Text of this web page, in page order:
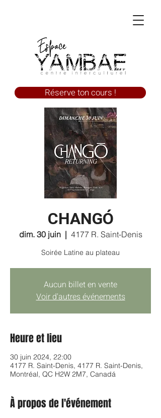
Réserve ton cours !
CHANGÓ
dim. 30 juin
  |
4177 R. Saint-Denis
Soirée Latine au plateau
Aucun billet en vente
Voir d'autres événements
Heure et lieu
30 juin 2024, 22:00
4177 R. Saint-Denis, 4177 R. Saint-Denis,
Montréal, QC H2W 2M7, Canadá
À propos de l'événement